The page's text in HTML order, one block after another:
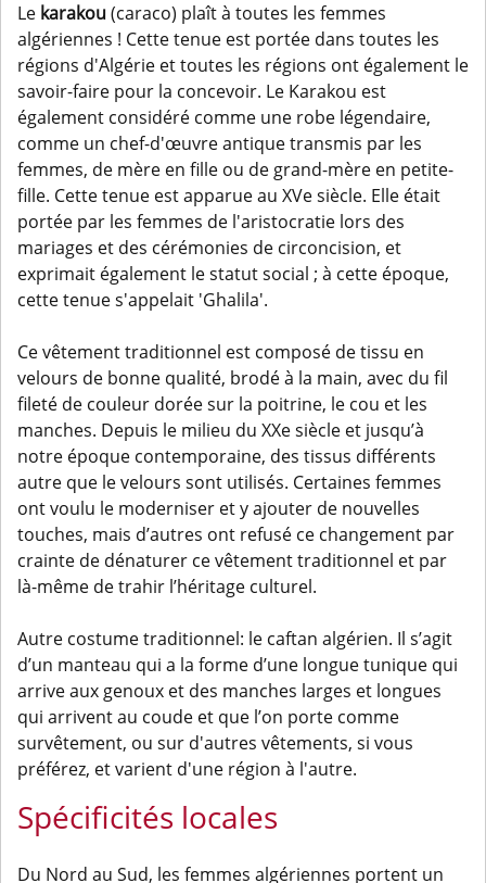
Le karakou(caraco) plaît à toutes les femmes
algériennes ! Cette tenue est portée dans toutes les
régions d'Algérie et toutes les régions ont également le
savoir-faire pour la concevoir. Le Karakou est
également considéré comme une robe légendaire,
comme un chef-d'œuvre antique transmis par les
femmes, de mère en fille ou de grand-mère en petite-
fille. Cette tenue est apparue au XVe siècle. Elle était
portée par les femmes de l'aristocratie lors des
mariages et des cérémonies de circoncision, et
exprimait également le statut social ; à cette époque,
cette tenue s'appelait 'Ghalila'.
Ce vêtement traditionnel est composé de tissu en
velours de bonne qualité, brodé à la main, avec du fil
fileté de couleur dorée sur la poitrine, le cou et les
manches. Depuis le milieu du XXe siècle et jusqu’à
notre époque contemporaine, des tissus différents
autre que le velours sont utilisés. Certaines femmes
ont voulu le moderniser et y ajouter de nouvelles
touches, mais d’autres ont refusé ce changement par
crainte de dénaturer ce vêtement traditionnel et par
là-même de trahir l’héritage culturel.
Autre costume traditionnel: le caftan algérien. Il s’agit
d’un manteau qui a la forme d’une longue tunique qui
arrive aux genoux et des manches larges et longues
qui arrivent au coude et que l’on porte comme
survêtement, ou sur d'autres vêtements, si vous
préférez, et varient d'une région à l'autre.
Spécificités locales
Du Nord au Sud, les femmes algériennes portent un